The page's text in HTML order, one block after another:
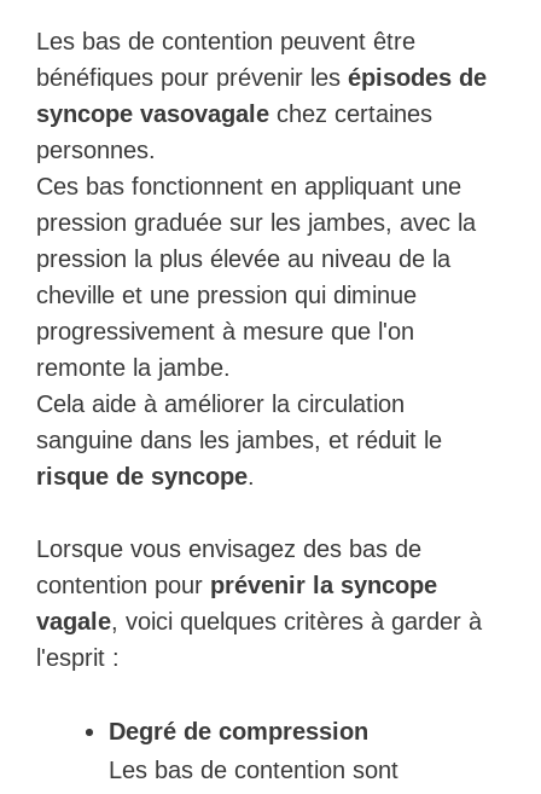
Les bas de contention peuvent être
bénéfiques pour prévenir les épisodes de
syncope vasovagale chez certaines
personnes.
Ces bas fonctionnent en appliquant une
pression graduée sur les jambes, avec la
pression la plus élevée au niveau de la
cheville et une pression qui diminue
progressivement à mesure que l'on
remonte la jambe.
Cela aide à améliorer la circulation
sanguine dans les jambes, et réduit le
risque de syncope.
Lorsque vous envisagez des bas de
contention pour prévenir la syncope
vagale, voici quelques critères à garder à
l'esprit :
Degré de compression
Les bas de contention sont